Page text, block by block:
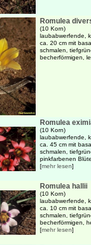
Romulea
(10 Korn)
laubabwerfende,
ca. 20 cm mit
schmalen,
becherförmigen,
Romulea
(10 Korn)
laubabwerfende,
ca. 45 cm mit
schmalen,
pinkfarbenen
[mehr lesen]
Romulea hallii
(10 Korn)
laubabwerfende,
ca. 10 cm mit
schmalen,
becherförmigen,
[mehr lesen]